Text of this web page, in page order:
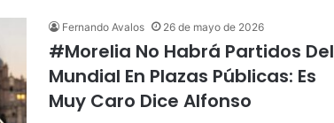
Fernando Avalos 26 de mayo de 2026
#Morelia No Habrá Partidos Del
Mundial En Plazas Públicas: Es
Muy Caro Dice Alfonso